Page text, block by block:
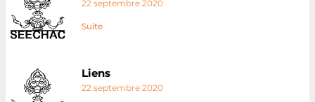
22 septembre 2020
Suite
Liens
22 septembre 2020